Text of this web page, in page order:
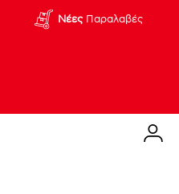
ΝέεςΠαραλαβές